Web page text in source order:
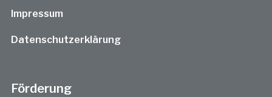
Impressum
Datenschutzerklärung
Förderung